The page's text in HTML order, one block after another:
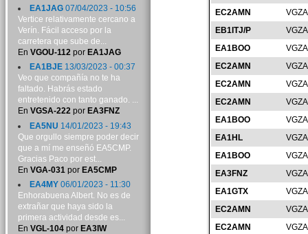
EC2AMN
EB1ITJ/P
EA1BOO
EC2AMN
EC2AMN
EC2AMN
EA1BOO
EA1HL
EA1BOO
EA3FNZ
EA1GTX
EC2AMN
EC2AMN
EA1JAG07/04/2023 - 10:56
Vertice relativamente cercano a
Verín. Fácil acceso por la
carretera que sube de...
En VGOU-112por EA1JAG
EA1BJE13/03/2023 - 00:37
Veo que compañía no te ha
faltado. Habrás estado
entretenido con tanto ganado. ...
En VGSA-222por EA3FNZ
EA5NU 14/01/2023 - 19:43
Que orgullo siempre poder decir
que a mí me enseñó EA5CMP.
Gracias Paco por est...
En VGA-031 por EA5CMP
EA4MY06/01/2023 - 11:30
Enhorabuena Albert. No es de
extrañar que haya sido la
primera actividad desde es...
En VGL-104por EA3IW